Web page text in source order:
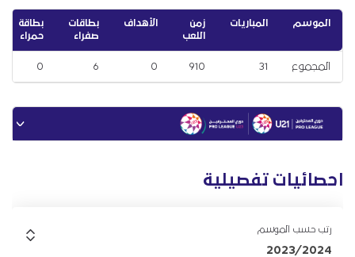
الموسم المباريات
زمن
اللعب
الأهداف
بطاقات
صفراء
بطاقة
حمراء
المجموع 31
910
0
6
0
احصائيات تفصيلية
رتب حسب الموسم
2023/2024